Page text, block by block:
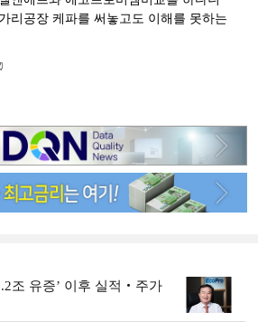
조 유증’ 이후 실적‧주가